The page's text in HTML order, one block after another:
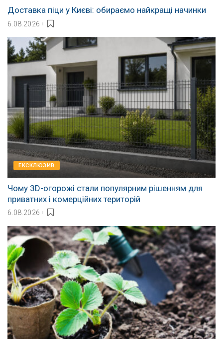
Доставка піци у Києві: обираємо найкращі начинки
6.08.2026
EКСКЛЮЗИВ
Чому 3D-огорожі стали популярним рішенням для
приватних і комерційних територій
6.08.2026